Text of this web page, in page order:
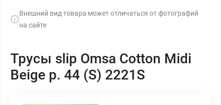
Внешний вид товара может отличаться от фотографий
на сайте
Трусы slip Omsa Cotton Midi
Beige р. 44 (S) 2221S